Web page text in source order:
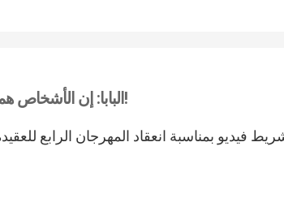
البابا: إن الأشخاص هم من ينمّون المجتمع!
فيديو بمناسبة انعقاد المهرجان الرابع